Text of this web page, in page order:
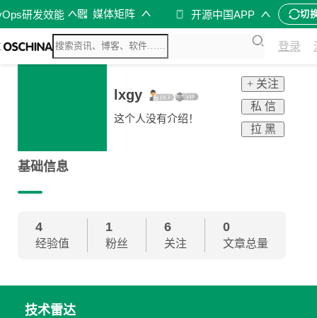
研发效能 媒体矩阵 开源中国APP 切
登录
lxgy
这个人没有介绍！
+ 关注
私 信
拉 黑
基础信息
4
经验值
1
粉丝
6
关注
0
文章总量
技术雷达